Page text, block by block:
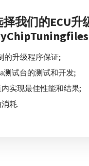
我们的ECU升
的升级程序保证;
测试台的测试和开发;
实现最佳性能和结果;
耗.